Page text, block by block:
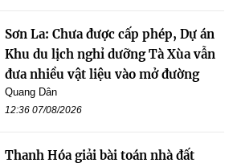
Sơn La: Chưa được cấp phép, Dự án
Khu du lịch nghỉ dưỡng Tà Xùa vẫn
đưa nhiều vật liệu vào mở đường
Quang Dân
12:36 07/08/2026
Thanh Hóa giải bài toán nhà đất